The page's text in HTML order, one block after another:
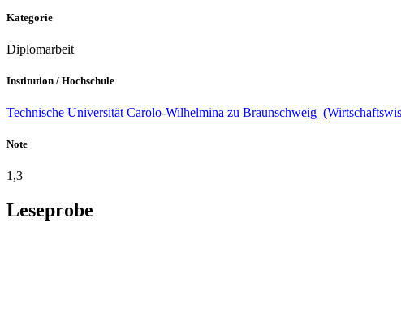
Kategorie
Diplomarbeit
Institution / Hochschule
Technische Universität Carolo-Wilhelmina zu Braunschweig
Note
1,3
Leseprobe